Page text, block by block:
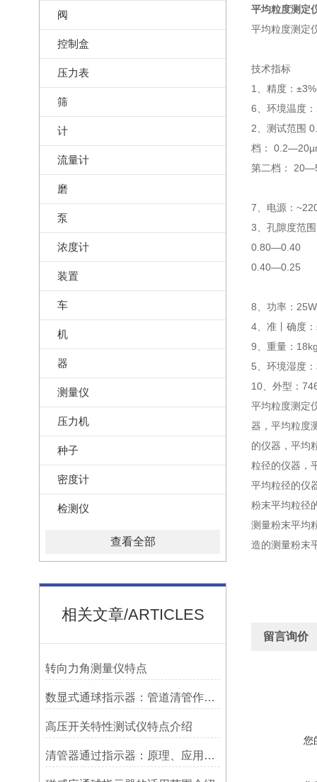
阀
控制盒
压力表
筛
计
流量计
磨
泵
浓度计
装置
车
机
器
测量仪
压力机
种子
密度计
检测仪
查看全部
相关文章/ARTICLES
转向力角测量仪特点
数显式通球指示器：管道清管作业的智能监测关键设备
高压开关特性测试仪特点介绍
清管器通过指示器：原理、应用与维护
平均粒度测定
平均粒度测定
技术指标
1、精度：±3%
6、环境温度
2、测试范围
档：
第二档：
7、电源：
3、孔隙度范
0.80—0.40
0.40—0.25
8、功率：25W
4、准丨确度
9、重量：
5、环境湿度
10、外型：
平均粒度测定
器， 平均粒度
的仪器， 平均
粒径的仪器，
平均粒径的仪
粉末平均粒径
测量粉末平均
造的测量粉末
留言询价
您